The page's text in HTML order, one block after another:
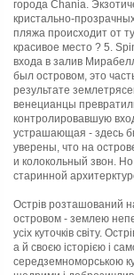
Острів розташований
островом - землею
усіх куточків світу.
а й своєю історією і
середземноморською